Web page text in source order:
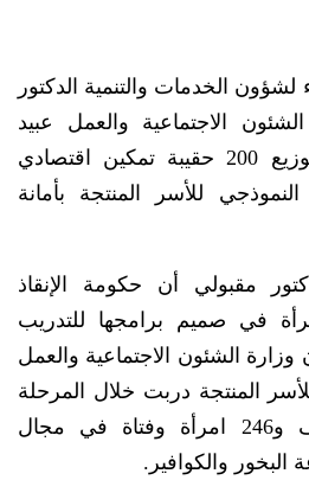
الخدمات والتنمية الدكتور
الاجتماعية والعمل عبيد
سالم بن ضبيع اليوم توزيع 200 حقيبة تمكين اقتصادي
للأسر المنتجة بأمانة
مقبولي أن حكومة الإنقاذ
في صميم برامجها للتدريب
وزارة الشئون الاجتماعية والعمل
المنتجة دربت خلال المرحلة
الماضية نحو ستة آلاف و246 امرأة وفتاة في مجال
البخور والكوافير.